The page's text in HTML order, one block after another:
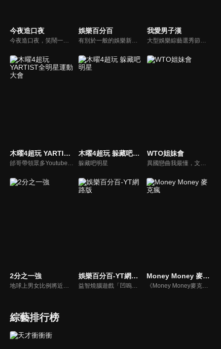
今夜造口夜
今夜造口夜，笑鬧一整夜。以網路自製嘲諷節目走紅、在網路擁有廣大支持群眾和影響力的主播「視網膜」，藉此一揉合綜藝與喜劇之談話性節目，帶觀眾以輕鬆之方式，瞭解時下最熱門、最能引起共鳴的社會議題、現象和人物。 多元的切入角度、最輕鬆易懂的議題剖析、言論尺度不設限！
娛樂百分百
有別於一般的娛樂新聞播報，透過遊戲、粉絲互動認識大明星們的真性情，歌唱單元讓你享受歌手們天籟般的歌聲，各式專題報導是為最佳懶人包，掌握最新娛樂動態，求新求變的節目單元刺激你的感官、滿足你的視覺，帶給你滿滿的歡笑，洗去整日的疲憊！
我愛男子漢
大型娛樂綜藝選秀節目《我愛男子漢》強勢登場！打造全新華語男子團體！各個參賽者無不卯足全力，使出看家本領只為登上夢想殿堂！為了擄獲評審芳心，哪些參賽者會使出意想不到的絕招呢？獨家精彩內容搶先看，想知道有什麼大來賓大駕光臨？想知道有那些爆笑互動內容？
木曜4超玩 YARTIST全明星運動大會
邰哥帶領眾多Youtuber舉辦運動會，全部人都動起來！木曜4超玩傾盡全力全新大型力作，集結YARTIST一同揮灑汗水爭取榮譽！
木曜4超玩 躲藏吧明星
躲藏吧明星
WTO姐妹會
異國戀曲我最懂，文化衝擊大不同！到底新住民怎麼看台灣？讓我們與主持人和來自世界各地的外國朋友，一起聊聊不同國家文化差異、衝擊、風俗、語言學習經驗、婚姻生活等。
2分之一強
地球上男女比例將近一比一，也就是有二分之一的女人。我們認為新世代的女人不論在能力、經濟、教育、工作上都不輸男人，這些獨立自主的女人早已撐起半邊天，她們有自己的價值觀和感情觀，我們稱她們是『二分之一強』。
娛樂百分百-YT網路版
益智燒腦遊戲「凹嗚狼人殺」激發你的邏輯推理能力，偶像巨星雲集，全球娛樂資訊，一手掌握不脫節！2025全新升級改版，盡在《娛樂百分百-YT網路版》！
Money Money 麥克瘋
《Money Money麥克瘋》節目強調不比音準、不比音色，也不比外型、外貌、氣質、長相等如何，只強調只要歌詞記得牢，就可以參加比賽。
綜藝排行榜